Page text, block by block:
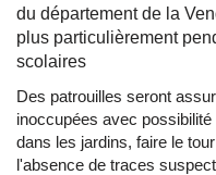
du département de la
plus particulièrement
scolaires
Des patrouilles seront
inoccupées avec
dans les jardins, faire le
l'absence de traces